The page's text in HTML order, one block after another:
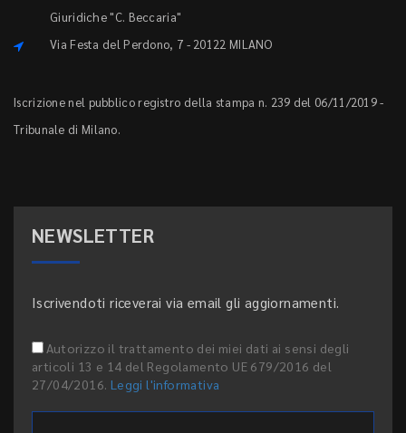
Giuridiche "C. Beccaria"
Via Festa del Perdono, 7 - 20122 MILANO
Iscrizione nel pubblico registro della stampa n. 239 del 06/11/2019 -
Tribunale di Milano.
NEWSLETTER
Iscrivendoti riceverai via email gli aggiornamenti.
Autorizzo il trattamento dei miei dati ai sensi degli
articoli 13 e 14 del Regolamento UE 679/2016 del
27/04/2016. Leggi l'informativa